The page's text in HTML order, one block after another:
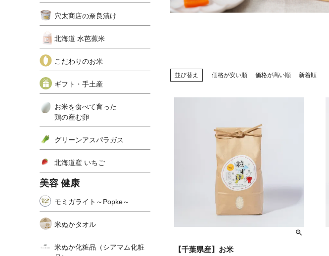
穴太商店の奈良漬け
北海道 水芭蕉米
こだわりのお米
ギフト・手土産
お米を食べて育った
鶏の産む卵
グリーンアスパラガス
北海道産 いちご
美容 健康
モミガライト～Popke～
米ぬかタオル
米ぬか化粧品（シアマム化粧
並び替え 価格が安い順 価格が高い順 新着順
【千葉県産】お米